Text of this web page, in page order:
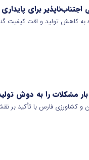
برای
به کاهش تولید و افت کیفیت
مشکلات را به دوش
و کشاورزی فارس با تأکید